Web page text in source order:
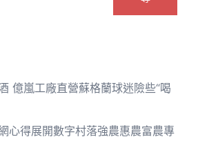
億嵐工廠直營蘇格蘭球迷險些“喝
心得展開數字村落強農惠農富農專